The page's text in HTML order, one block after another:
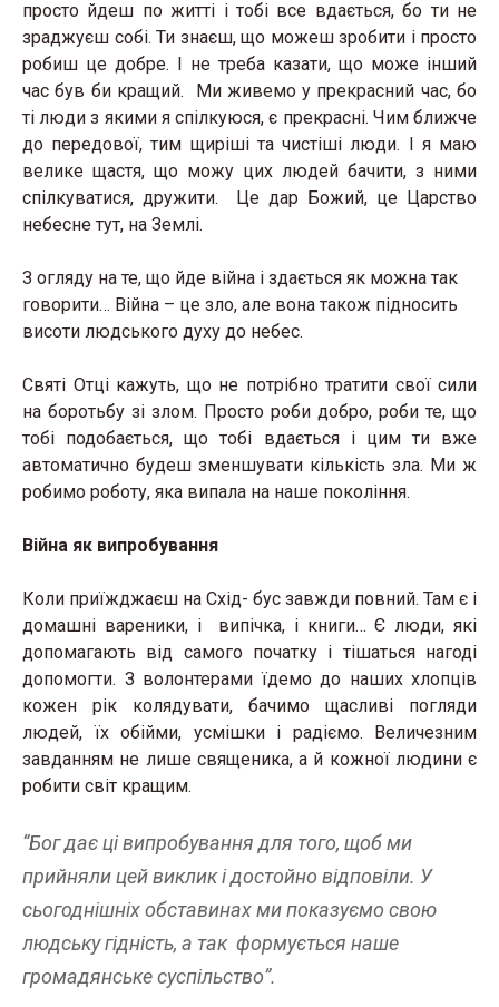
просто йдеш по житті і тобі все вдається, бо ти не
зраджуєш собі. Ти знаєш, що можеш зробити і просто
робиш це добре. І не треба казати, що може інший
час був би кращий. Ми живемо у прекрасний час, бо
ті люди з якими я спілкуюся, є прекрасні. Чим ближче
до передової, тим щиріші та чистіші люди. І я маю
велике щастя, що можу цих людей бачити, з ними
спілкуватися, дружити. Це дар Божий, це Царство
небесне тут, на Землі.
З огляду на те, що йде війна і здається як можна так
говорити… Війна – це зло, але вона також підносить
висоти людського духу до небес.
Святі Отці кажуть, що не потрібно тратити свої сили
на боротьбу зі злом. Просто роби добро, роби те, що
тобі подобається, що тобі вдається і цим ти вже
автоматично будеш зменшувати кількість зла. Ми ж
робимо роботу, яка випала на наше покоління.
Війна як випробування
Коли приїжджаєш на Схід- бус завжди повний. Там є і
домашні вареники, і випічка, і книги… Є люди, які
допомагають від самого початку і тішаться нагоді
допомогти. З волонтерами їдемо до наших хлопців
кожен рік колядувати, бачимо щасливі погляди
людей, їх обійми, усмішки і радіємо. Величезним
завданням не лише священика, а й кожної людини є
робити світ кращим.
“Бог дає ці випробування для того, щоб ми
прийняли цей виклик і достойно відповіли. У
сьогоднішніх обставинах ми показуємо свою
людську гідність, а так формується наше
громадянське суспільство”.